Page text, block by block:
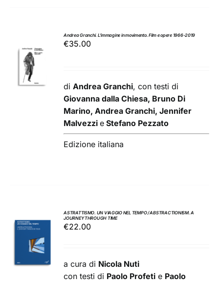
AGGIUNGI
AL
CARRELLO
/
DETTAGLI
Andrea Granchi. L’immagine in movimento. Film e opere 1966-2019
€35.00
diAndrea Granchi, con testi di
Giovanna dalla Chiesa, Bruno Di
Marino, Andrea Granchi, Jennifer
Malvezzie Stefano Pezzato
Edizione italiana
AGGIUNGI
CARRELLO
DETTAGLI
ASTRATTISMO. UN VIAGGIO NEL TEMPO / ABSTRACTIONISM. A
JOURNEY THROUGH TIME
€22.00
a cura di Nicola Nuti
con testi di Paolo Profeti e Paolo